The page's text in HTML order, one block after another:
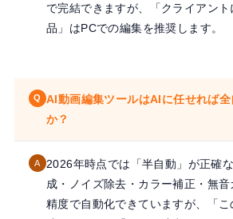
で完結できますが、「クライアン
品」はPCでの編集を推奨します。
Q
AI動画編集ツールはAIに任せれば
か？
A
2026年時点では「半自動」が正確
成・ノイズ除去・カラー補正・無
精度で自動化できていますが、「